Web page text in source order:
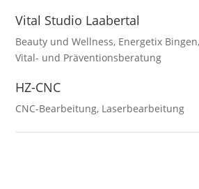
Vital Studio Laabertal
Beauty und Wellness, Energetix Bingen,
Vital- und Präventionsberatung
HZ-CNC
CNC-Bearbeitung, Laserbearbeitung